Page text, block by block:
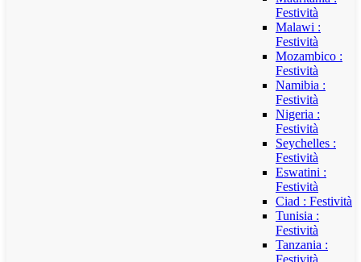
Festività
Malawi :
Festività
Mozambico :
Festività
Namibia :
Festività
Nigeria :
Festività
Seychelles :
Festività
Eswatini :
Festività
Ciad : Festività
Tunisia :
Festività
Tanzania :
Festività